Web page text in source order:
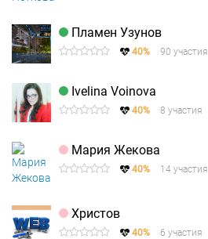
Пламен Узунов
40% 90 участия
Ivelina Voinova
40% 8 участия
Мария Жекова
40% 14 участия
Христов
40% 6 участия